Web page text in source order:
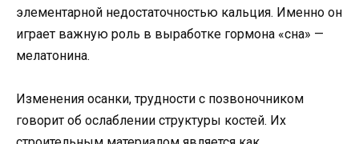
элементарной недостаточностью кальция. Именно он
играет важную роль в выработке гормона «сна» —
мелатонина.
Изменения осанки, трудности с позвоночником
говорит об ослаблении структуры костей. Их